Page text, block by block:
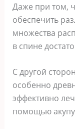
Даже при том,
обеспечить
множества
в спине
С другой
особенно
эффективно
помощью